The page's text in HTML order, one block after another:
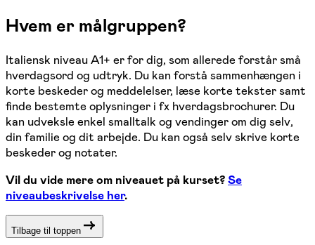
Hvem er målgruppen?
Italiensk niveau A1+ er for dig, som allerede forstår små
hverdagsord og udtryk. Du kan forstå sammenhængen i
korte beskeder og meddelelser, læse korte tekster samt
finde bestemte oplysninger i fx hverdagsbrochurer. Du
kan udveksle enkel smalltalk og vendinger om dig selv,
din familie og dit arbejde. Du kan også selv skrive korte
beskeder og notater.
Vil du vide mere om niveauet på kurset?Se
niveaubeskrivelse her.
Tilbage til toppen